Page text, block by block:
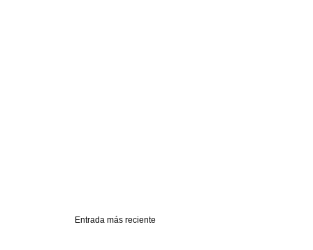
Entrada más reciente